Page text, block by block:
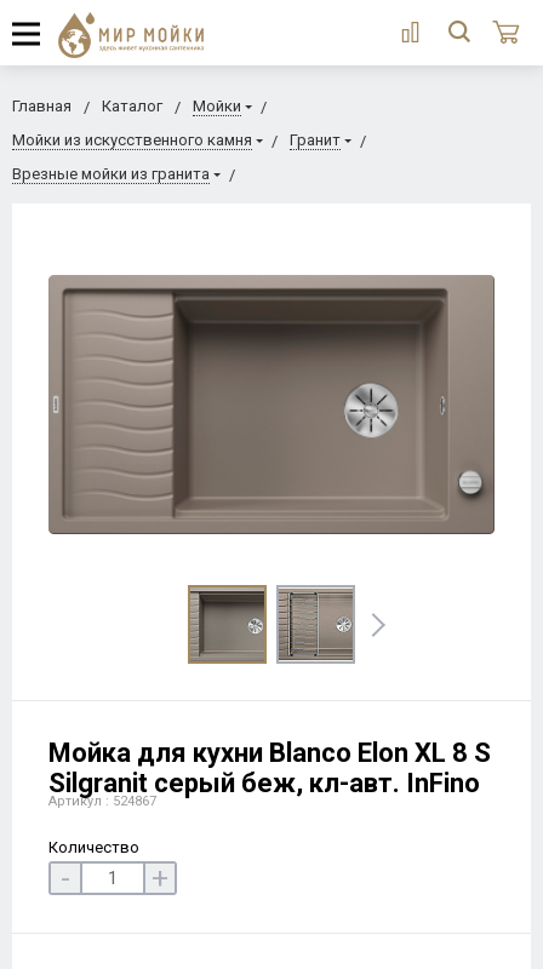
Главная Каталог
Мойки
Мойки из искусственного камня
Гранит
Врезные мойки из гранита
Мойка для кухни Blanco Elon XL 8 S
Silgranit серый беж, кл-авт. InFino
Артикул : 524867
Количество
- +